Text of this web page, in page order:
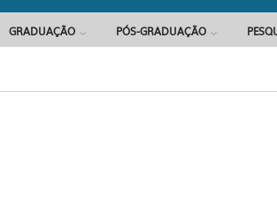
GRADUAÇÃO PÓS-GRADUAÇÃO